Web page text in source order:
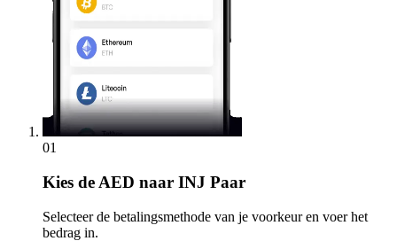
01
Kies de AED naar INJ Paar
Selecteer de betalingsmethode van je voorkeur en voer het
bedrag in.